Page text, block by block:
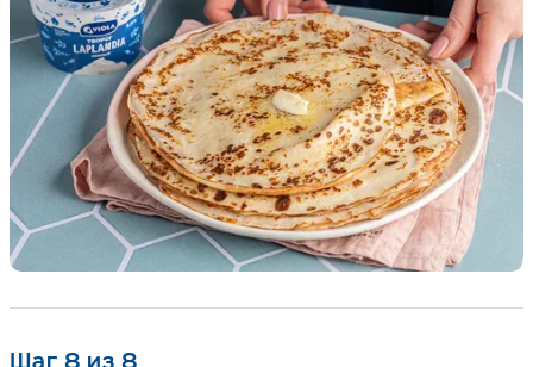
Шаг 8 из 8